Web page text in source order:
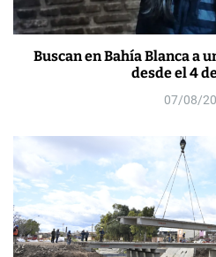
Buscan en Bahía Blanca a
desde el 4
07/08/